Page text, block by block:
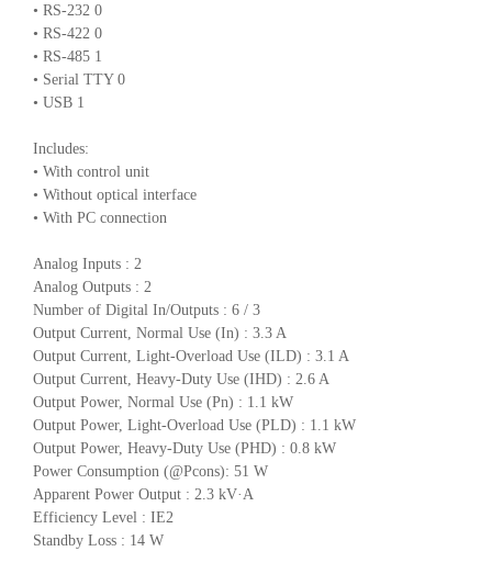
• RS-232 0
• RS-422 0
• RS-485 1
• Serial TTY 0
• USB 1
Includes:
• With control unit
• Without optical interface
• With PC connection
Analog Inputs : 2
Analog Outputs : 2
Number of Digital In/Outputs : 6 / 3
Output Current, Normal Use (In) : 3.3 A
Output Current, Light-Overload Use (ILD) : 3.1 A
Output Current, Heavy-Duty Use (IHD) : 2.6 A
Output Power, Normal Use (Pn) : 1.1 kW
Output Power, Light-Overload Use (PLD) : 1.1 kW
Output Power, Heavy-Duty Use (PHD) : 0.8 kW
Power Consumption (@Pcons): 51 W
Apparent Power Output : 2.3 kV·A
Efficiency Level : IE2
Standby Loss : 14 W